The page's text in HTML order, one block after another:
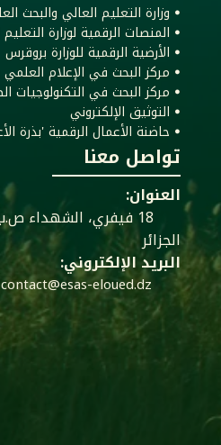
ꔷ وزارة التعليم العالي والبحث العلمي
ꔷ المنصات الرقمية لوزارة التعليم العالي والبحث العلم
ꔷ الأرضية الرقمية للوزارة بروقرس
ꔷ مركز البحث في الإعلام العلمي و التقني
ꔷ مركز البحث في التكنولوجيات الصناعية
ꔷ التوثيق الإلكتروني
ꔷ حاضنة الأعمال الرقمية 'بذرة الأعمال'
تواصل معنا
العنوان:
الجزائر
البريد الإلكتروني:
contact@esas-eloued.dz